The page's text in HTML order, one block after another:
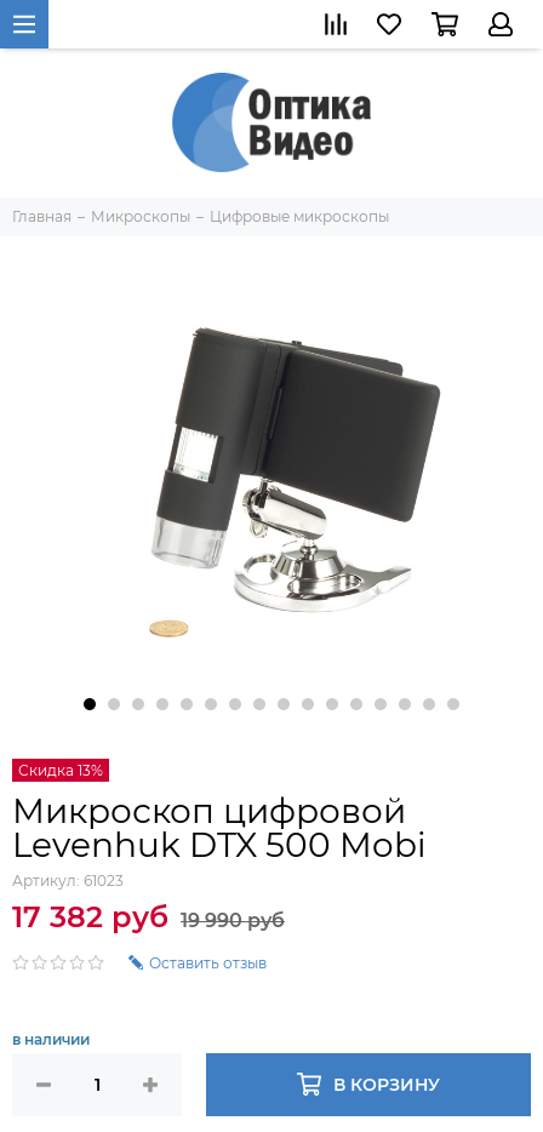
Главная Микроскопы Цифровые микроскопы
Скидка 13%
Микроскоп цифровой
Levenhuk DTX 500 Mobi
Артикул: 61023
17 382 руб 19 990 руб
Оставить отзыв
в наличии
В КОРЗИНУ